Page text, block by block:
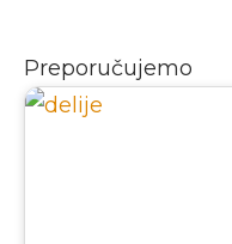
Preporučujemo